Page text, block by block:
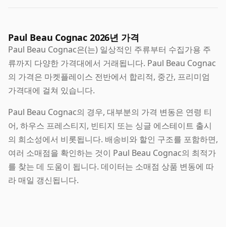
Paul Beau Cognac 2026년 가격
Paul Beau Cognac은(는) 일상적인 주류부터 수집가용 주
류까지 다양한 가격대에서 거래됩니다. Paul Beau Cognac
의 가격은 마켓플레이스 전반에서 합리적, 중간, 프리미엄
가격대에 걸쳐 있습니다.
Paul Beau Cognac의 경우, 대부분의 가격 변동은 연령 티
어, 하우스 프레스티지, 빈티지 또는 싱글 에스테이트 출시
의 희소성에서 비롯됩니다. 배송비와 할인 구조를 포함하면,
여러 소매점을 확인하는 것이 Paul Beau Cognac의 최적가
를 찾는 데 도움이 됩니다. 데이터는 소매점 상품 변동에 따
라 매일 갱신됩니다.